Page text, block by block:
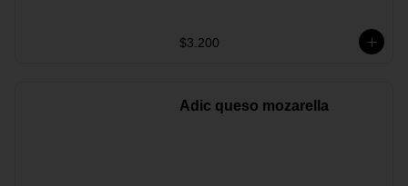
$3.200
Adic queso mozarella